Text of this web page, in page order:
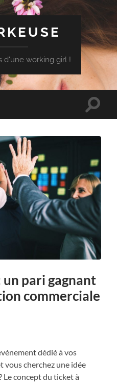
d'une working girl !
Toggle
pari gagnant
commerciale
dédié à vos
vous cherchez une idée
Le concept du ticket à